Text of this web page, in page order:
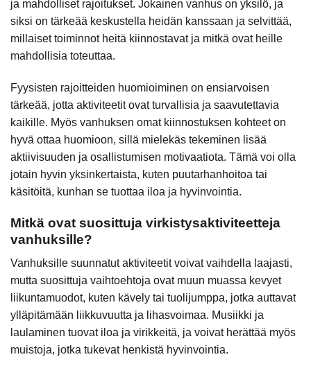
ja mahdolliset rajoitukset. Jokainen vanhus on yksilö, ja
siksi on tärkeää keskustella heidän kanssaan ja selvittää,
millaiset toiminnot heitä kiinnostavat ja mitkä ovat heille
mahdollisia toteuttaa.
Fyysisten rajoitteiden huomioiminen on ensiarvoisen
tärkeää, jotta aktiviteetit ovat turvallisia ja saavutettavia
kaikille. Myös vanhuksen omat kiinnostuksen kohteet on
hyvä ottaa huomioon, sillä mielekäs tekeminen lisää
aktiivisuuden ja osallistumisen motivaatiota. Tämä voi olla
jotain hyvin yksinkertaista, kuten puutarhanhoitoa tai
käsitöitä, kunhan se tuottaa iloa ja hyvinvointia.
Mitkä ovat suosittuja virkistysaktiviteetteja
vanhuksille?
Vanhuksille suunnatut aktiviteetit voivat vaihdella laajasti,
mutta suosittuja vaihtoehtoja ovat muun muassa kevyet
liikuntamuodot, kuten kävely tai tuolijumppa, jotka auttavat
ylläpitämään liikkuvuutta ja lihasvoimaa. Musiikki ja
laulaminen tuovat iloa ja virikkeitä, ja voivat herättää myös
muistoja, jotka tukevat henkistä hyvinvointia.